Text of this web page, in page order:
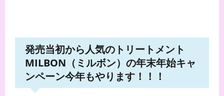
発売当初から人気のトリートメント
MILBON（ミルボン）の年末年始キャ
ンペーン今年もやります！！！